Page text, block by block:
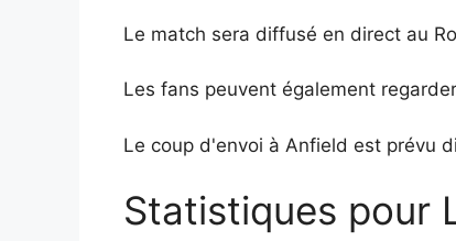
Le match sera diffusé en direct au
Les fans peuvent également
Le coup d'envoi à Anfield est prévu
Statistiques pour